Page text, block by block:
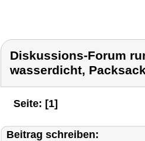
Diskussions-Forum
wasserdicht,
Seite: [1]
Beitrag schreiben: